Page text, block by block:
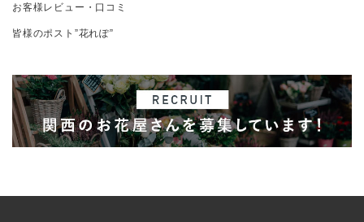
お客様レビュー・口コミ
皆様のポスト”花れぽ”